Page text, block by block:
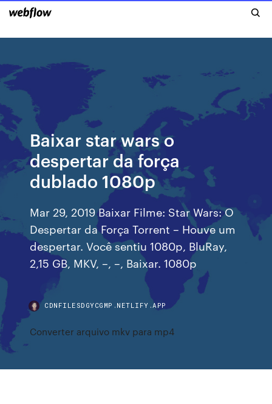
Baixar star wars o
despertar da força
dublado 1080p
Mar 29, 2019 Baixar Filme: Star Wars: O
Despertar da Força Torrent – Houve um
despertar. Você sentiu 1080p, BluRay,
2,15 GB, MKV, –, –, Baixar. 1080p
CDNFILESDGYCGMP.NETLIFY.APP
Converter arquivo mkv para mp4